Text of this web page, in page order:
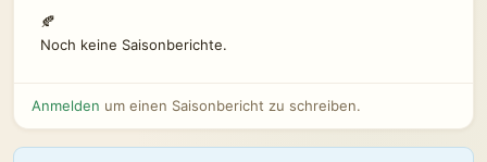
🍂
Noch keine Saisonberichte.
Anmelden um einen Saisonbericht zu schreiben.